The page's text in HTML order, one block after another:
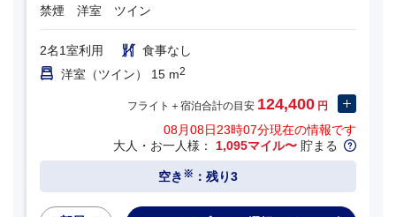
禁煙 洋室 ツイン
2名1室利用
食事なし
洋室（ツイン） 15 m2
フライト＋宿泊合計の目安 124,400 円
08月08日23時07分現在の情報です
大人・お一人様： 1,095マイル〜 貯まる
空き ※ ：残り3